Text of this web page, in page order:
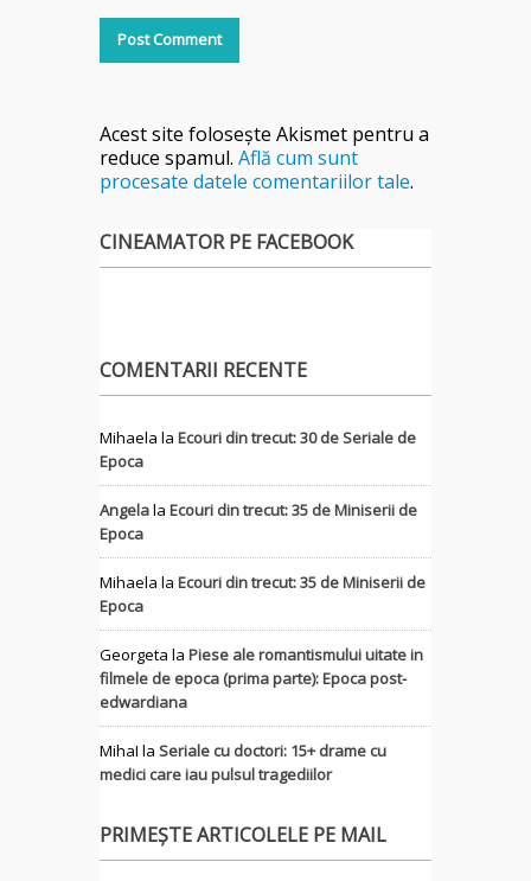
Acest site folosește Akismet pentru a
reduce spamul. Află cum sunt
procesate datele comentariilor tale.
CINEAMATOR PE FACEBOOK
COMENTARII RECENTE
Mihaela la Ecouri din trecut: 30 de Seriale de
Epoca
Angelala Ecouri din trecut: 35 de Miniserii de
Epoca
Mihaela la Ecouri din trecut: 35 de Miniserii de
Epoca
Georgeta la Piese ale romantismului uitate in
filmele de epoca (prima parte): Epoca post-
edwardiana
MihaI la Seriale cu doctori: 15+ drame cu
medici care iau pulsul tragediilor
PRIMEȘTE ARTICOLELE PE MAIL